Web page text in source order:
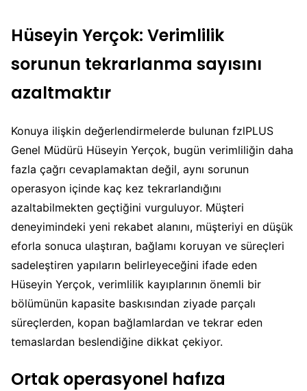
Hüseyin Yerçok: Verimlilik
sorunun tekrarlanma sayısını
azaltmaktır
Konuya ilişkin değerlendirmelerde bulunan fzlPLUS
Genel Müdürü Hüseyin Yerçok, bugün verimliliğin daha
fazla çağrı cevaplamaktan değil, aynı sorunun
operasyon içinde kaç kez tekrarlandığını
azaltabilmekten geçtiğini vurguluyor. Müşteri
deneyimindeki yeni rekabet alanını, müşteriyi en düşük
eforla sonuca ulaştıran, bağlamı koruyan ve süreçleri
sadeleştiren yapıların belirleyeceğini ifade eden
Hüseyin Yerçok, verimlilik kayıplarının önemli bir
bölümünün kapasite baskısından ziyade parçalı
süreçlerden, kopan bağlamlardan ve tekrar eden
temaslardan beslendiğine dikkat çekiyor.
Ortak operasyonel hafıza